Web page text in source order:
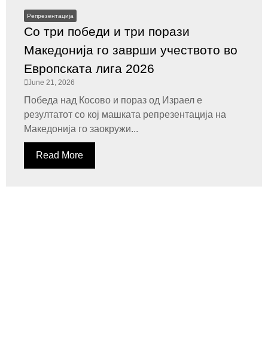
Репрезентација
Со три победи и три порази
Македонија го заврши учеството во
Европската лига 2026
June 21, 2026
Победа над Косово и пораз од Израел е
резултатот со кој машката репрезентација на
Македонија го заокружи...
Read More